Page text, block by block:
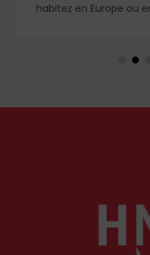
habitez en Europe ou
événements aux
comme l'a rappelé